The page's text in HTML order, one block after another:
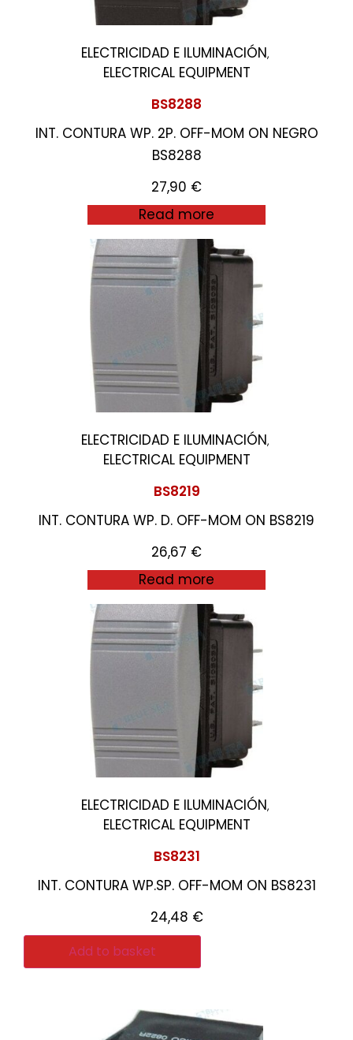
ELECTRICIDAD E ILUMINACIÓN,
ELECTRICAL EQUIPMENT
BS8288
INT. CONTURA WP. 2P. OFF-MOM ON NEGRO
BS8288
27,90 €
Read more
ELECTRICIDAD E ILUMINACIÓN,
ELECTRICAL EQUIPMENT
BS8219
INT. CONTURA WP. D. OFF-MOM ON BS8219
26,67 €
Read more
ELECTRICIDAD E ILUMINACIÓN,
ELECTRICAL EQUIPMENT
BS8231
INT. CONTURA WP.SP. OFF-MOM ON BS8231
24,48 €
Add to basket